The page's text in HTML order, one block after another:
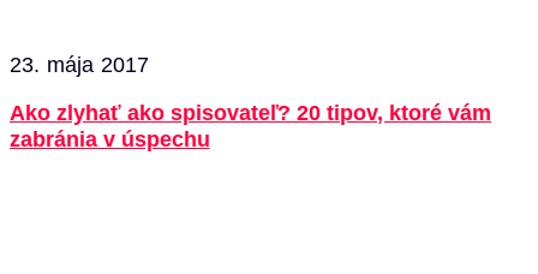
23. mája 2017
Ako zlyhať ako spisovateľ? 20 tipov, ktoré vám
zabránia v úspechu